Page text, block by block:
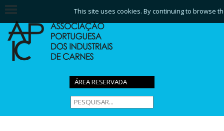
ÁREA RESERVADA
This site uses cookies. By continuing to browse